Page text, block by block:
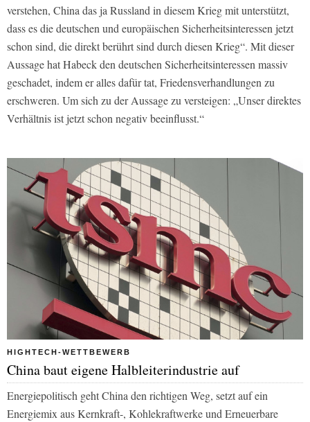
verstehen, China das ja Russland in diesem Krieg mit unterstützt,
dass es die deutschen und europäischen Sicherheitsinteressen jetzt
schon sind, die direkt berührt sind durch diesen Krieg“. Mit dieser
Aussage hat Habeck den deutschen Sicherheitsinteressen massiv
geschadet, indem er alles dafür tat, Friedensverhandlungen zu
erschweren. Um sich zu der Aussage zu versteigen: „Unser direktes
Verhältnis ist jetzt schon negativ beeinflusst.“
HIGHTECH-WETTBEWERB
China baut eigene Halbleiterindustrie auf
Energiepolitisch geht China den richtigen Weg, setzt auf ein
Energiemix aus Kernkraft-, Kohlekraftwerke und Erneuerbare